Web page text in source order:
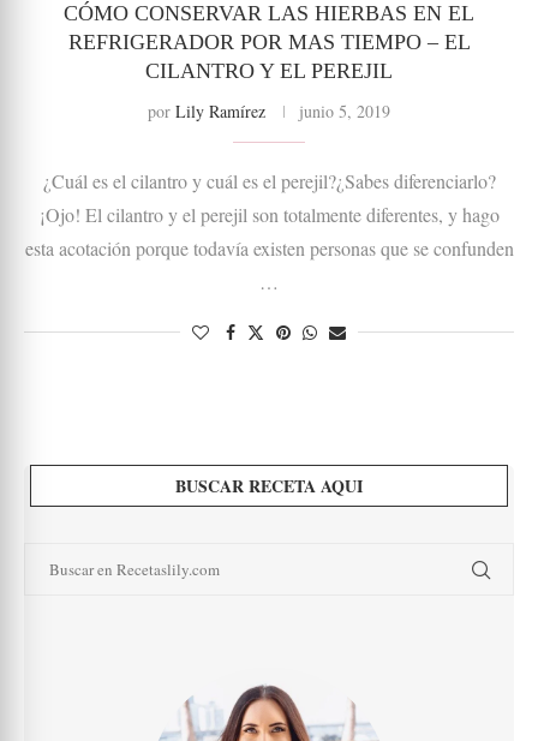
CÓMO CONSERVAR LAS HIERBAS EN EL
REFRIGERADOR POR MAS TIEMPO – EL
CILANTRO Y EL PEREJIL
por Lily Ramírez junio 5, 2019
¿Cuál es el cilantro y cuál es el perejil?¿Sabes diferenciarlo?
¡Ojo! El cilantro y el perejil son totalmente diferentes, y hago
esta acotación porque todavía existen personas que se confunden
…
BUSCAR RECETA AQUI